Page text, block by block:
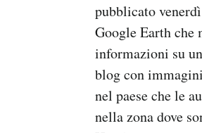
pubblicato
Google Earth che
informazioni su
blog con
nel paese che le
nella zona dove